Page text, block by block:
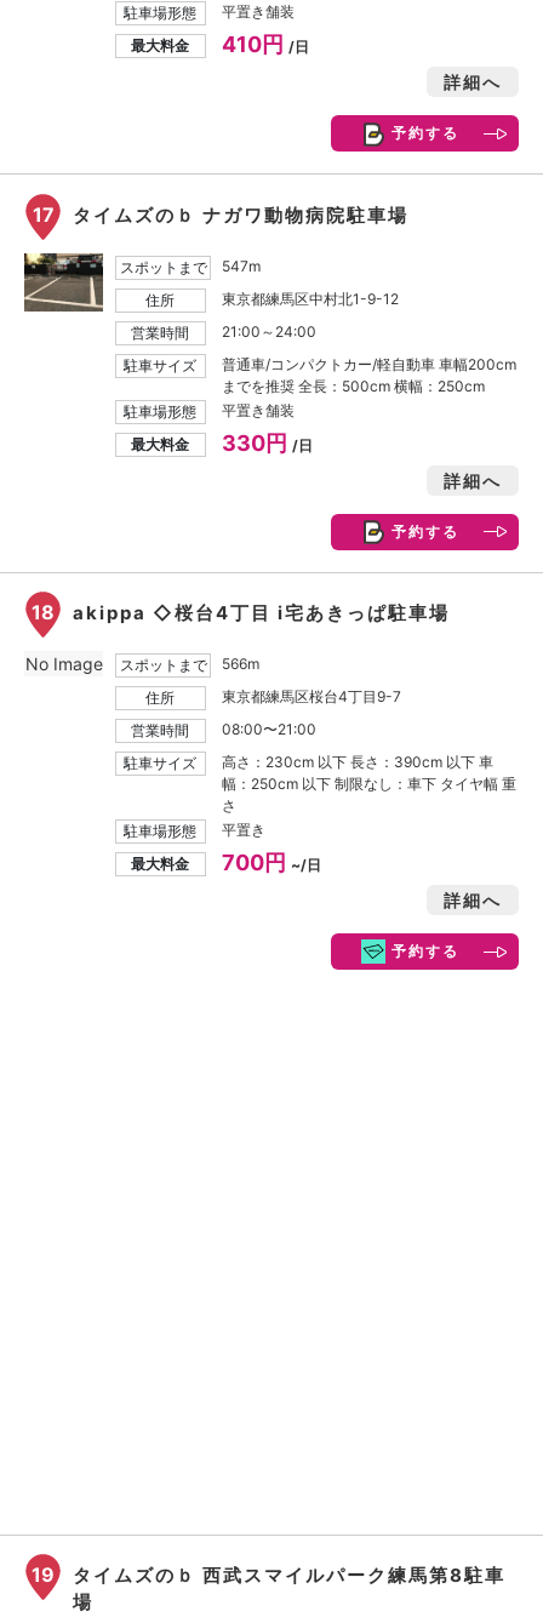
駐車場形態
平置き舗装
最大料金
410円/日
詳細へ
予約する
17 タイムズのｂ ナガワ動物病院駐車場
スポットまで
547m
住所
東京都練馬区中村北1-9-12
営業時間
21:00～24:00
駐車サイズ
普通車/コンパクトカー/軽自動車 車幅200cm
までを推奨 全長：500cm 横幅：250cm
駐車場形態
平置き舗装
最大料金
330円 /日
詳細へ
予約する
18 akippa ◇桜台4丁目 i宅あきっぱ駐車場
スポットまで
566m
住所
東京都練馬区桜台4丁目9-7
営業時間
08:00〜21:00
駐車サイズ
高さ：230cm 以下 長さ：390cm 以下 車
幅：250cm 以下 制限なし：車下 タイヤ幅 重
さ
駐車場形態
平置き
最大料金
700円 ~/日
詳細へ
予約する
No Image
19
タイムズのｂ 西武スマイルパーク練馬第8駐車
場